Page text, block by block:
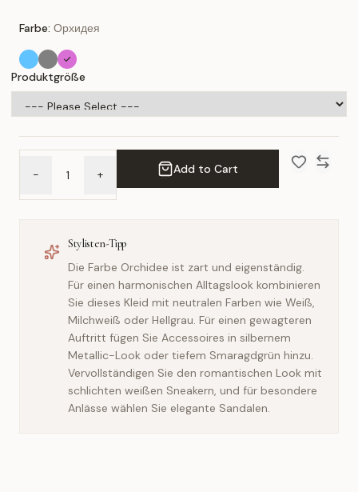
Farbe: Орхидея
Produktgröße
- + Add to Cart
Stylisten-Tipp
Die Farbe Orchidee ist zart und eigenständig.
Für einen harmonischen Alltagslook kombinieren
Sie dieses Kleid mit neutralen Farben wie Weiß,
Milchweiß oder Hellgrau. Für einen gewagteren
Auftritt fügen Sie Accessoires in silbernem
Metallic-Look oder tiefem Smaragdgrün hinzu.
Vervollständigen Sie den romantischen Look mit
schlichten weißen Sneakern, und für besondere
Anlässe wählen Sie elegante Sandalen.